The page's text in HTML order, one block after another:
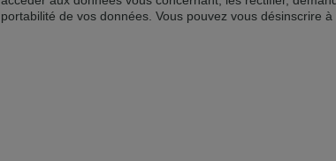
portabilité de vos données. Vous pouvez vous désinscrire à